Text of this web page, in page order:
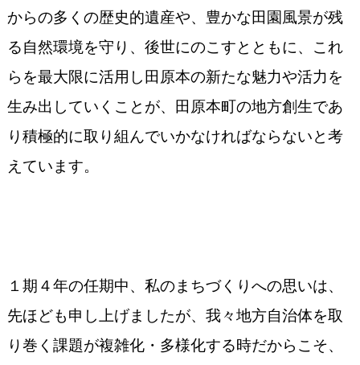
からの多くの歴史的遺産や、豊かな田園風景が残
る自然環境を守り、後世にのこすとともに、これ
らを最大限に活用し田原本の新たな魅力や活力を
生み出していくことが、田原本町の地方創生であ
り積極的に取り組んでいかなければならないと考
えています。
１期４年の任期中、私のまちづくりへの思いは、
先ほども申し上げましたが、我々地方自治体を取
り巻く課題が複雑化・多様化する時だからこそ、